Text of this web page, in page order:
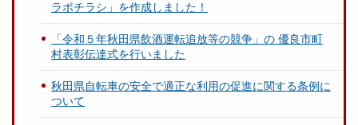
ラボチラシ」を作成しました！
「令和５年秋田県飲酒運転追放等の競争」の 優良市町
村表彰伝達式を行いました
秋田県自転車の安全で適正な利用の促進に関する条例に
ついて